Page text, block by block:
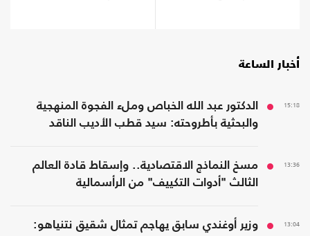
أخبار الساعة
15:18
الدكتور عبد الله الخباص وملء الفجوة المنهجية
والبحثية بأطروحته: سيد قطب الأديب الناقد
13:36
مسخ النماذج الاقتصادية.. وإسقاط قادة العالم
الثالث "أدوات التكييف" من الرأسمالية
13:04
وزير أوغندي سابق يهاجم تمثال شقيق نتنياهو: